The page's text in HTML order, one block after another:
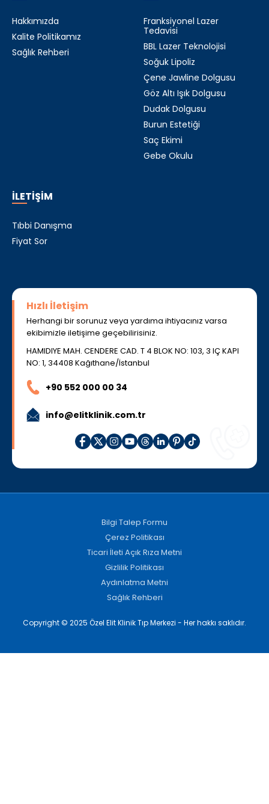
Hakkımızda
Kalite Politikamız
Sağlık Rehberi
Franksiyonel Lazer
Tedavisi
BBL Lazer Teknolojisi
Soğuk Lipoliz
Çene Jawline Dolgusu
Göz Altı Işık Dolgusu
Dudak Dolgusu
Burun Estetiği
Saç Ekimi
Gebe Okulu
İLETİŞİM
Tıbbi Danışma
Fiyat Sor
Hızlı İletişim
Herhangi bir sorunuz veya yardıma ihtiyacınız varsa
ekibimizle iletişime geçebilirisiniz.
HAMIDIYE MAH. CENDERE CAD. T 4 BLOK NO: 103, 3 IÇ KAPI
NO: 1, 34408 Kağıthane/İstanbul
+90 552 000 00 34
info@elitklinik.com.tr
Bilgi Talep Formu
Çerez Politikası
Ticari İleti Açık Rıza Metni
Gizlilik Politikası
Aydınlatma Metni
Sağlık Rehberi
Copyright © 2025 Özel Elit Klinik Tıp Merkezi - Her hakkı saklıdır.